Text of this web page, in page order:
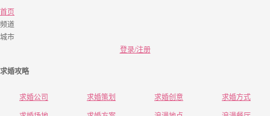
首页
频道
城市
登录/注册
求婚攻略
求婚公司 求婚策划 求婚创意
求婚方式